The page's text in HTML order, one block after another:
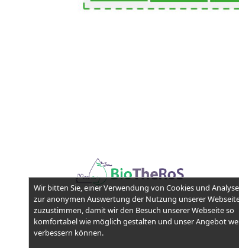
Wir bitten Sie, einer Verwendung von Cookies und
zur anonymen Auswertung der Nutzung unserer
zuzustimmen, damit wir den Besuch unserer Webseite so
komfortabel wie möglich gestalten und unser Angebot
verbessern können.